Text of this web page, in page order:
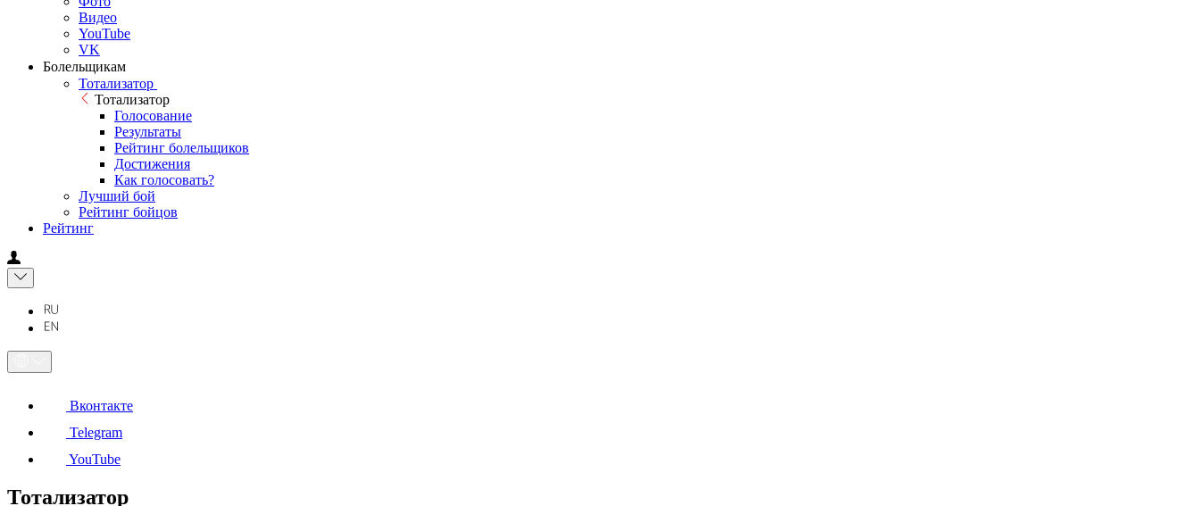
Видео
YouTube
VK
Болельщикам
Тотализатор
Тотализатор
Голосование
Результаты
Рейтинг болельщиков
Достижения
Как голосовать?
Лучший бой
Рейтинг бойцов
Рейтинг
Вконтакте
Telegram
YouTube
Тотализатор